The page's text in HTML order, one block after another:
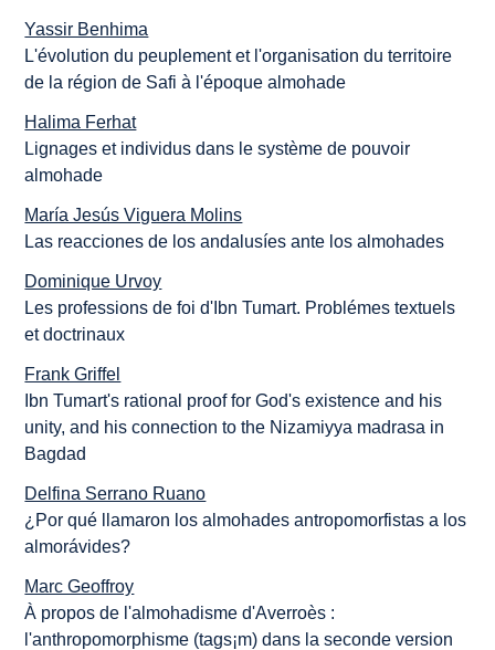
Yassir Benhima
L'évolution du peuplement et l'organisation du territoire
de la région de Safi à l'époque almohade
Halima Ferhat
Lignages et individus dans le système de pouvoir
almohade
María Jesús Viguera Molins
Las reacciones de los andalusíes ante los almohades
Dominique Urvoy
Les professions de foi d'Ibn Tumart. Problémes textuels
et doctrinaux
Frank Griffel
Ibn Tumart's rational proof for God's existence and his
unity, and his connection to the Nizamiyya madrasa in
Bagdad
Delfina Serrano Ruano
¿Por qué llamaron los almohades antropomorfistas a los
almorávides?
Marc Geoffroy
À propos de l'almohadisme d'Averroès :
l'anthropomorphisme (tags¡m) dans la seconde version